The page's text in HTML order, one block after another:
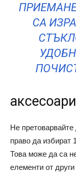
СА
аксесоари
Не
право да избират
Това може да са
елементи от